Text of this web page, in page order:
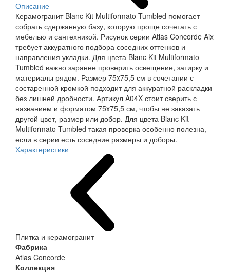
Описание
Керамогранит Blanc Kit Multiformato Tumbled помогает
собрать сдержанную базу, которую проще сочетать с
мебелью и сантехникой. Рисунок серии Atlas Concorde Aix
требует аккуратного подбора соседних оттенков и
направления укладки. Для цвета Blanc Kit Multiformato
Tumbled важно заранее проверить освещение, затирку и
материалы рядом. Размер 75x75,5 см в сочетании с
состаренной кромкой подходит для аккуратной раскладки
без лишней дробности. Артикул A04X стоит сверить с
названием и форматом 75x75,5 см, чтобы не заказать
другой цвет, размер или добор. Для цвета Blanc Kit
Multiformato Tumbled такая проверка особенно полезна,
если в серии есть соседние размеры и доборы.
Характеристики
Плитка и керамогранит
Фабрика
Atlas Concorde
Коллекция